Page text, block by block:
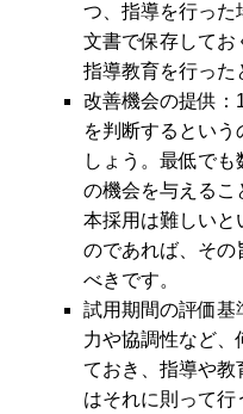
つ、指導を行った
文書で保存してお
指導教育を行った
改善機会の提供：
を判断するとい
しょう。最低で
の機会を与えるこ
本採用は難しいと
のであれば、その
べきです。
試用期間の評価基
力や協調性など、
ておき、指導や教
はそれに則って行